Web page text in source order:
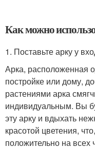
Как можно
1. Поставьте арку у
Арка, расположенная
постройке или дому,
растениями арка
индивидуальным. Вы
эту арку и вдыхать
красотой цветения,
положительно на всех